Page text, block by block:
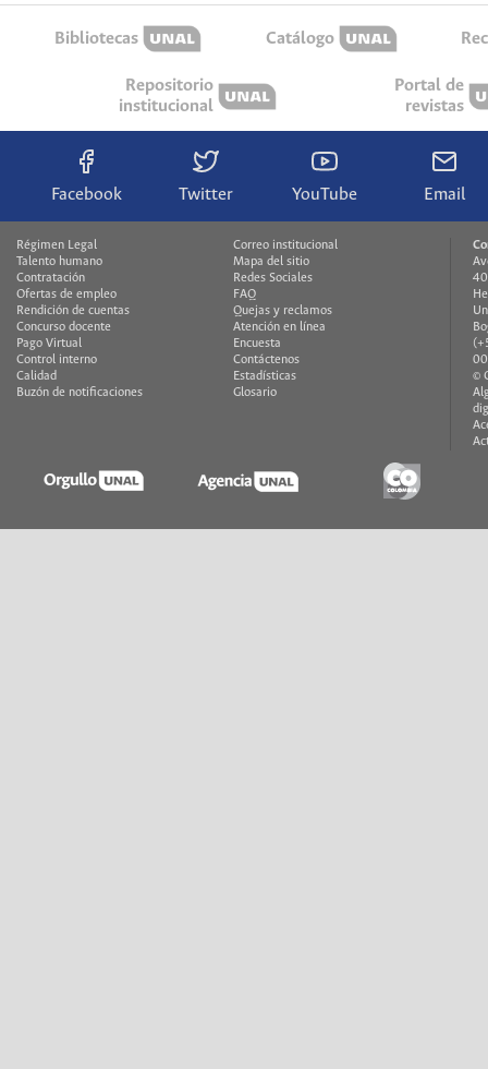
Bibliotecas Catálogo
Repositorio
institucional
Portal de
revistas
Facebook Twitter YouTube Email
Régimen Legal
Talento humano
Contratación
Ofertas de empleo
Rendición de cuentas
Concurso docente
Pago Virtual
Control interno
Calidad
Buzón de notificaciones
Correo institucional
Mapa del sitio
Redes Sociales
FAQ
Quejas y reclamos
Atención en línea
Encuesta
Contáctenos
Estadísticas
Glosario
©